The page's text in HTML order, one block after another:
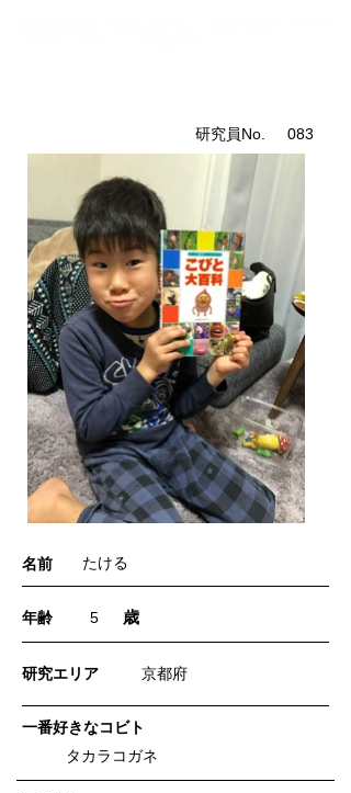
​研究員No. 083
名前 たける
年齢 5 歳
​研究エリア 京都府
一番好きなコビト
タカラコガネ